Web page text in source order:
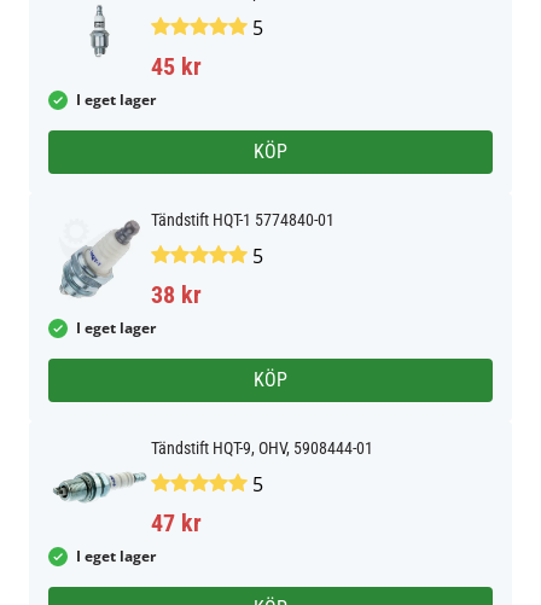
5
45 kr
I eget lager
KÖP
Tändstift HQT-1 5774840-01
5
38 kr
I eget lager
KÖP
Tändstift HQT-9, OHV, 5908444-01
5
47 kr
I eget lager